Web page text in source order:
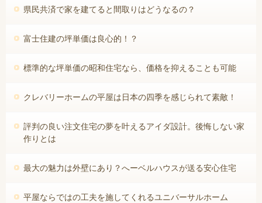
県民共済で家を建てると間取りはどうなるの？
富士住建の坪単価は良心的！？
標準的な坪単価の昭和住宅なら、価格を抑えることも可能
クレバリーホームの平屋は日本の四季を感じられて素敵！
評判の良い注文住宅の夢を叶えるアイダ設計。後悔しない家
作りとは
最大の魅力は外壁にあり？へーベルハウスが送る安心住宅
平屋ならではの工夫を施してくれるユニバーサルホーム